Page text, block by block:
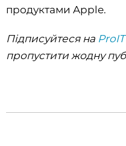
продуктами Apple.
Підписуйтеся на
пропустити жодну